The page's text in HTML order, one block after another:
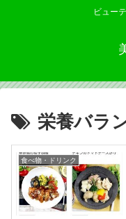
ビュー
栄養バラ
食べ物・ドリンク